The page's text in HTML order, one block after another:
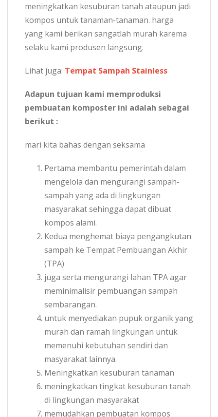
meningkatkan kesuburan tanah ataupun jadi
kompos untuk tanaman-tanaman. harga
yang kami berikan sangatlah murah karema
selaku kami produsen langsung.
Lihat juga: Tempat Sampah Stainless
Adapun tujuan kami memproduksi
pembuatan komposter ini adalah sebagai
berikut :
mari kita bahas dengan seksama
Pertama membantu pemerintah dalam
mengelola dan mengurangi sampah-
sampah yang ada di lingkungan
masyarakat sehingga dapat dibuat
kompos alami.
Kedua menghemat biaya pengangkutan
sampah ke Tempat Pembuangan Akhir
(TPA)
juga serta mengurangi lahan TPA agar
meminimalisir pembuangan sampah
sembarangan.
untuk menyediakan pupuk organik yang
murah dan ramah lingkungan untuk
memenuhi kebutuhan sendiri dan
masyarakat lainnya.
Meningkatkan kesuburan tanaman
meningkatkan tingkat kesuburan tanah
di lingkungan masyarakat
memudahkan pembuatan kompos